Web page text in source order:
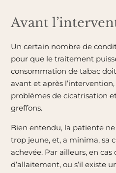
Avant
Un certain nombre de
pour que le traitement
consommation de tabac
avant et après
problèmes de cicatrisation
greffons.
Bien entendu, la patiente
trop jeune, et, a minima, sa
achevée. Par ailleurs, en cas
d’allaitement, ou s’il existe